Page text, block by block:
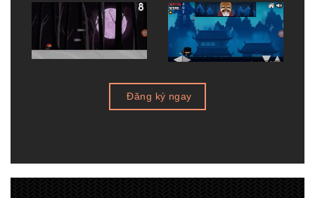
Đăng ký ngay